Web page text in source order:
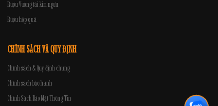
Rượu Vương tài kim ngưu
Rượu hộp quà
CHÍNH SÁCH VÀ QUY ĐỊNH
Chính sách & Quy định chung
Chính sách bảo hành
Chính Sách Bảo Mật Thông Tin